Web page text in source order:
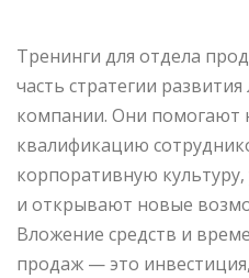
Тренинги для отдела
часть стратегии
компании. Они помогают
квалификацию
корпоративную
и открывают новые
Вложение средств и
продаж — это